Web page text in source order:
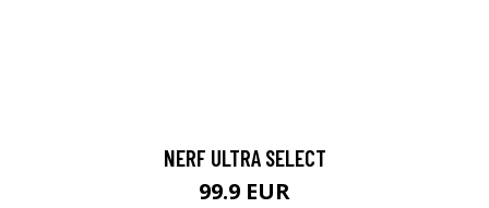
NERF ULTRA SELECT
99.9 EUR